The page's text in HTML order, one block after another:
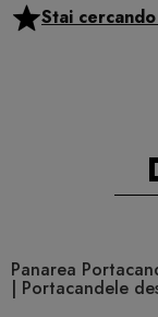
Stai
Panarea
| Portacandele